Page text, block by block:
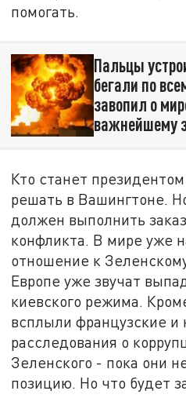
помогать.
Пальцы
бегали по
завопил о
важнейшему
Кто станет
решать в Вашингтоне.
должен выполнить
конфликта. В мире уже
отношение к
Европе уже звучат
киевского режима.
всплыли французские и
расследования о
Зеленского - пока они
позицию. Но что будет